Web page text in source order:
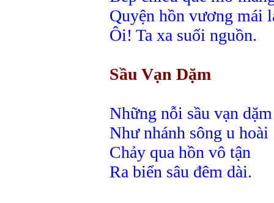
Quyện hồn vương mái
Ôi! Ta xa suối nguồn.
Sầu Vạn Dặm
Những nỗi sầu vạn dặm
Như nhánh sông u hoài
Chảy qua hồn vô tận
Ra biển sâu đêm dài.